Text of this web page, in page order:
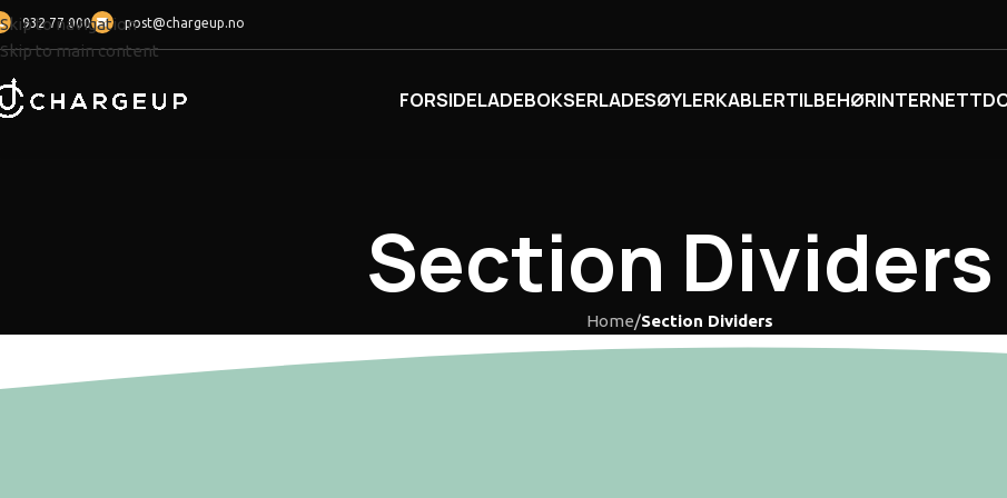
Skip to navigation
Skip to main content
932 77 000 post@chargeup.no
FORSIDELADEBOKSERLADESØYLERKABLERTILBEHØRINTERNETT
Section Dividers
Home/Section Dividers